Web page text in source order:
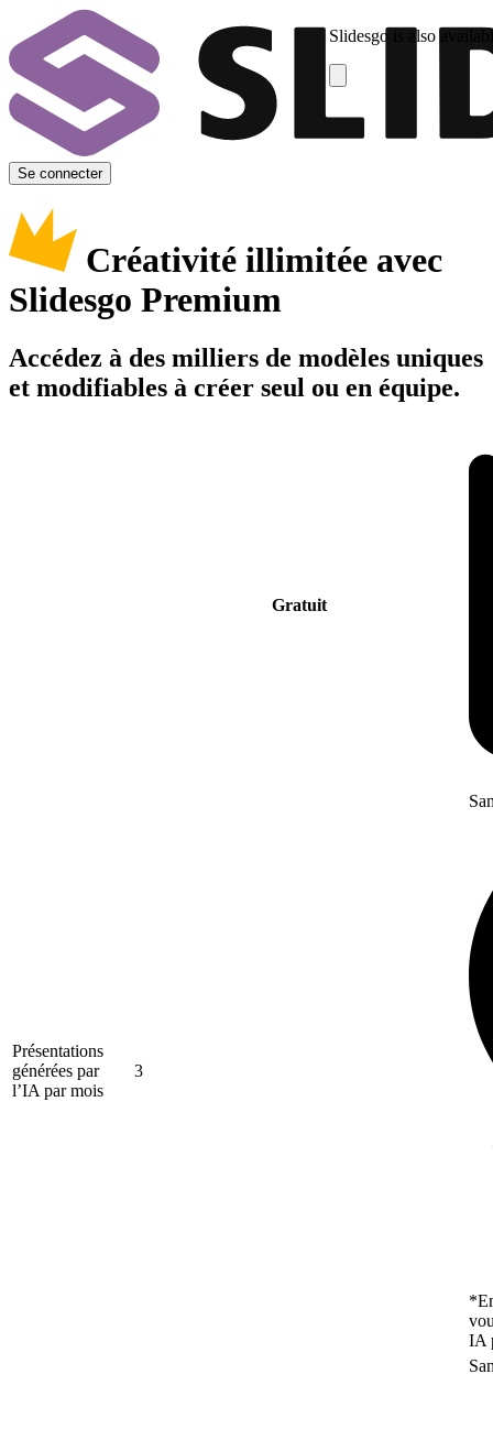
Slidesgo is also
Se connecter
Créativité illimitée avec
Slidesgo Premium
Accédez à des milliers de modèles uniques
et modifiables à créer seul ou en équipe.
Gratuit
Présentations
générées par
l’IA par mois
3
IA